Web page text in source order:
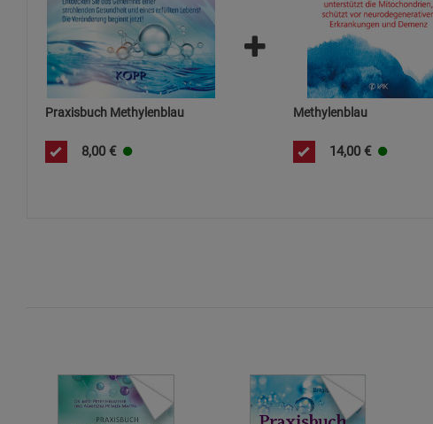
Praxisbuch Methylenblau
8,00 €
Methylenblau
14,00 €